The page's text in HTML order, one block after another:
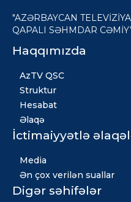
"AZƏRBAYCAN
QAPALI SƏHMDAR
Haqqımızda
AzTV QSC
Struktur
Hesabat
Əlaqə
İctimaiyyətlə
Media
Ən çox verilən suallar
Digər səhifələr